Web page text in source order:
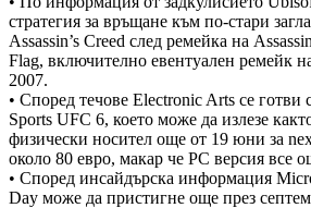
стратегия за връщане към по-стари
Assassin’s Creed след ремейка на
Flag, включително евентуален ремейк
2007.
• Според течове Electronic Arts се готви
Sports UFC 6, което може да излезе
физически носител още от 19 юни за
около 80 евро, макар че PC версия все
• Според инсайдърска информация
Day може да пристигне още през